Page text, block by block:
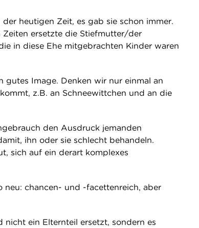
heutigen Zeit, es gab sie schon immer.
Zeiten ersetzte die Stiefmutter/der
in diese Ehe mitgebrachten Kinder waren
gutes Image. Denken wir nur einmal an
z.B. an Schneewittchen und an die
den Ausdruck jemanden
ihn oder sie schlecht behandeln.
sich auf ein derart komplexes
neu: chancen- und -facettenreich, aber
ein Elternteil ersetzt, sondern es